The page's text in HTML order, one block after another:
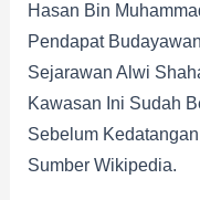
Hasan Bin
Pendapat
Sejarawan Alwi
Kawasan Ini Sudah
Sebelum
Sumber Wikipedia.